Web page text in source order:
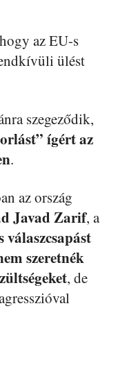
az EU-s
ülést
szegeződik,
ígért az
.
az ország
Javad Zarif, a
válaszcsapást
szeretnék
, de